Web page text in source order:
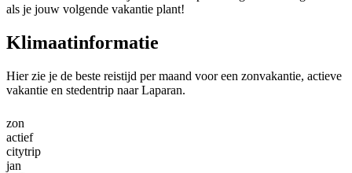
als je jouw volgende vakantie plant!
Klimaatinformatie
Hier zie je de beste reistijd per maand voor een zonvakantie, actieve
vakantie en stedentrip naar Laparan.
zon
actief
citytrip
jan